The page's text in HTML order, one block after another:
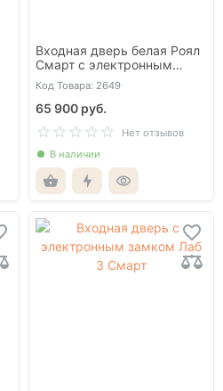
Входная дверь белая Роял
Смарт с электронным
замком
Код Товара: 2649
65 900 руб.
Нет отзывов
В наличии